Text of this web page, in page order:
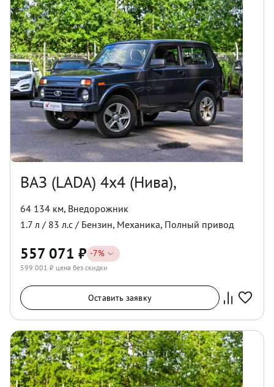
ВАЗ (LADA) 4x4 (Нива),
64 134 км, Внедорожник
1.7 л / 83 л.с / Бензин, Механика, Полный привод
557 071 ₽ -7%
599 001 ₽ цена без скидки
Оставить заявку